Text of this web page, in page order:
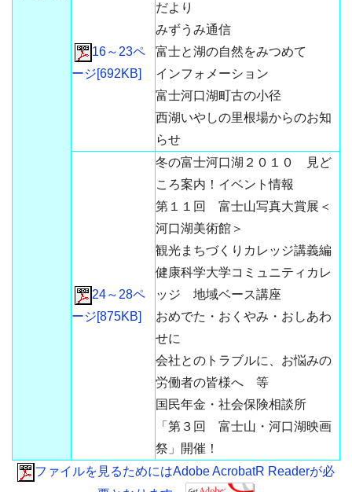
16～23ペ
ージ[692KB]
だより
みずうみ通信
富士と湖の自然をみつめて
インフォメーション
富士河口湖町古の小径
西湖いやしの里根場からのお知
らせ
24～28ペ
ージ[875KB]
冬の富士河口湖２０１０ 見ど
ころ案内！イベント情報
第１１回 富士山写真大賞展＜
河口湖美術館＞
観光まちづくりカレッジ講義編
健康科学大学コミュニティカレ
ッジ 地域ベース講座
おめでた・おくやみ・おしあわ
せに
会社とのトラブルに、お悩みの
労働者の皆様へ 等
国民年金・社会保険相談所
「第３回 富士山・河口湖映画
祭」開催！
ファイルを見るためにはAdobe AcrobatR Readerが必